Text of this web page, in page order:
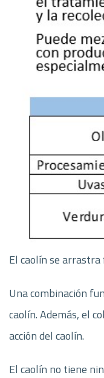
El caolín se
Una combinación
caolín. Además, el
acción del caolín.
El caolín no tiene